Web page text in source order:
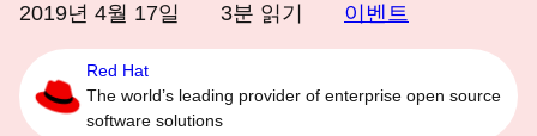
2019년 4월 17일 3분 읽기 이벤트
Red Hat
The world’s leading provider of enterprise open source
software solutions